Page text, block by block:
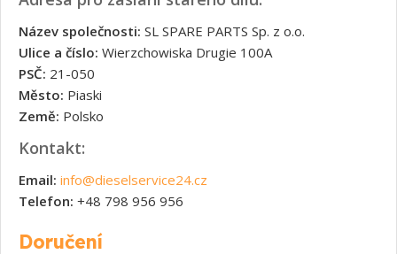
Název společnosti: SL SPARE PARTS Sp. z o.o.
Ulice a číslo: Wierzchowiska Drugie 100A
PSČ: 21-050
Město: Piaski
Země: Polsko
Kontakt:
Email: info@dieselservice24.cz
Telefon: +48 798 956 956
Doručení